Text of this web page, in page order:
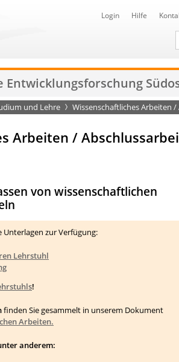
Login Hilfe
und Lehre Wissenschaftliches Arbeiten
Arbeiten /
von wissenschaftlichen
zur Verfügung:
Lehrstuhl
!
finden Sie gesammelt in unserem Dokument
Arbeiten.
anderem: